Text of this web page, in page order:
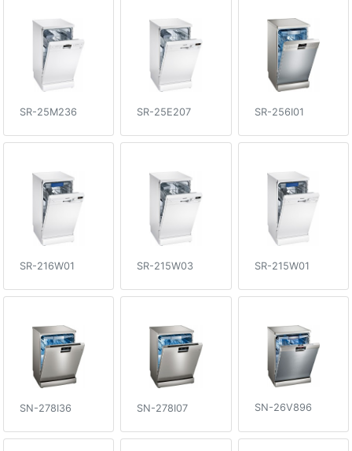
SR-25M236 SR-25E207 SR-256I01
SR-216W01 SR-215W03 SR-215W01
SN-278I36 SN-278I07 SN-26V896